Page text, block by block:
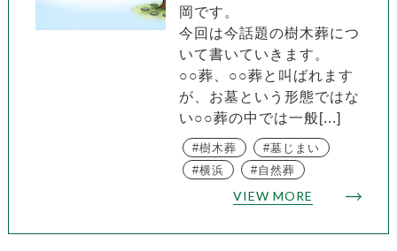
岡です。
今回は今話題の樹木葬につ
いて書いていきます。
○○葬、○○葬と叫ばれます
が、お墓という形態ではな
い○○葬の中では一般[...]
樹木葬
墓じまい
横浜
自然葬
VIEW MORE